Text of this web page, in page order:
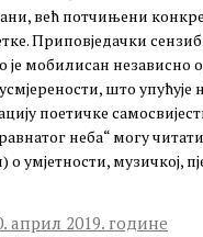
већ потчињени
Приповједачки
је мобилисан независно
што упућује
поетичке
неба“ могу
о умјетности, музичкој,
април 2019. године